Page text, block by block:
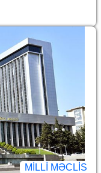
MILLI MƏCLIS